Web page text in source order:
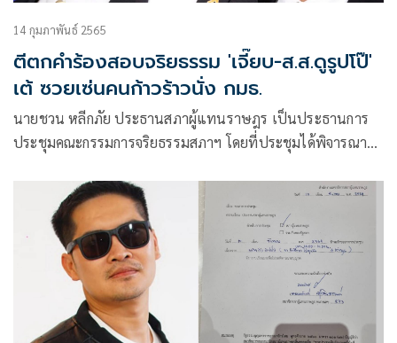
14 กุมภาพันธ์ 2565
ตีตกคำร้องสอบจริยธรรม 'เจี๊ยบ-ส.ส.ดูรูปโป๊'
เต้ ซวยเซ่นคนก้าวร้าวนั่ง กมธ.
นายชวน หลีกภัย ประธานสภาผู้แทนราษฎร เป็นประธานการ
ประชุมคณะกรรมการจริยธรรมสภาฯ โดยที่ประชุมได้พิจารณา